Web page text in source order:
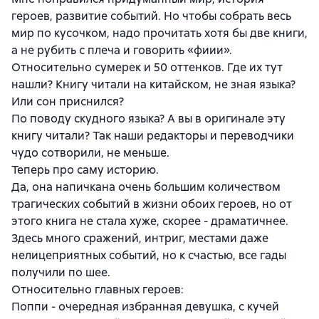
героев, развитие событий. Но чтобы собрать весь
мир по кусочком, надо прочитать хотя бы две книги,
а не рубить с плеча и говорить «фиии».
Относительно сумерек и 50 оттенков. Где их тут
нашли? Книгу читали на китайском, не зная языка?
Или сон приснился?
По поводу скудного языка? А вы в оригинале эту
книгу читали? Так наши редакторы и переводчики
чудо сотворили, не меньше.
Теперь про саму историю.
Да, она напичкана очень большим количеством
трагических событий в жизни обоих героев, но от
этого книга не стала хуже, скорее - драматичнее.
Здесь много сражений, интриг, местами даже
нелицеприятных событий, но к счастью, все гады
получили по шее.
Относительно главных героев:
Поппи - очередная избранная девушка, с кучей